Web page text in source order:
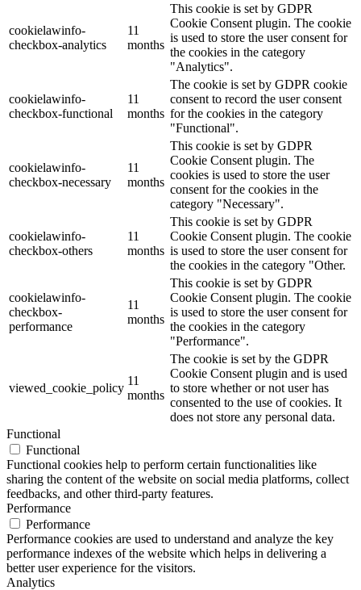
cookielawinfo-
checkbox-analytics
11
months
This cookie is set by GDPR
Cookie Consent plugin. The cookie
is used to store the user consent for
the cookies in the category
"Analytics".
cookielawinfo-
checkbox-functional
11
months
The cookie is set by GDPR cookie
consent to record the user consent
for the cookies in the category
"Functional".
cookielawinfo-
checkbox-necessary
11
months
This cookie is set by GDPR
Cookie Consent plugin. The
cookies is used to store the user
consent for the cookies in the
category "Necessary".
cookielawinfo-
checkbox-others
11
months
This cookie is set by GDPR
Cookie Consent plugin. The cookie
is used to store the user consent for
the cookies in the category "Other.
cookielawinfo-
checkbox-
performance
11
months
This cookie is set by GDPR
Cookie Consent plugin. The cookie
is used to store the user consent for
the cookies in the category
"Performance".
viewed_cookie_policy
11
months
The cookie is set by the GDPR
Cookie Consent plugin and is used
to store whether or not user has
consented to the use of cookies. It
does not store any personal data.
Functional
Functional
Functional cookies help to perform certain functionalities like
sharing the content of the website on social media platforms, collect
feedbacks, and other third-party features.
Performance
Performance
Performance cookies are used to understand and analyze the key
performance indexes of the website which helps in delivering a
better user experience for the visitors.
Analytics